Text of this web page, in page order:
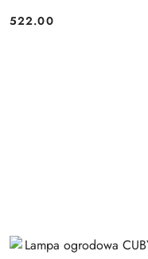
Cena:
522.00